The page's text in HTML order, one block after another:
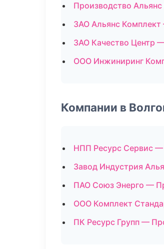
Производство
ЗАО Альянс
ЗАО Качество Центр
ООО Инжиниринг
Компании в
НПП Ресурс Сервис —
Завод Индустрия
ПАО Союз Энерго —
ООО Комплект
ПК Ресурс Групп —